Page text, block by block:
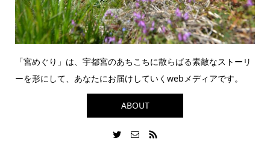
「宮めぐり」は、宇都宮のあちこちに散らばる素敵なストーリ
ーを形にして、あなたにお届けしていくwebメディアです。
ABOUT